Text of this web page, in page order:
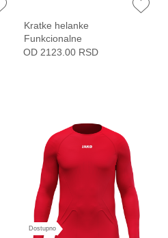
Kratke helanke
Funkcionalne
OD 2123.00 RSD
Dostupno